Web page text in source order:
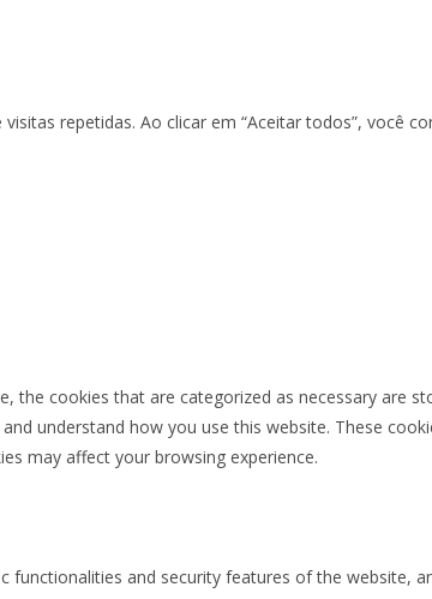
repetidas. Ao clicar em “Aceitar todos”, você
cookies that are categorized as necessary are
understand how you use this website. These
may affect your browsing experience.
functionalities and security features of the website,